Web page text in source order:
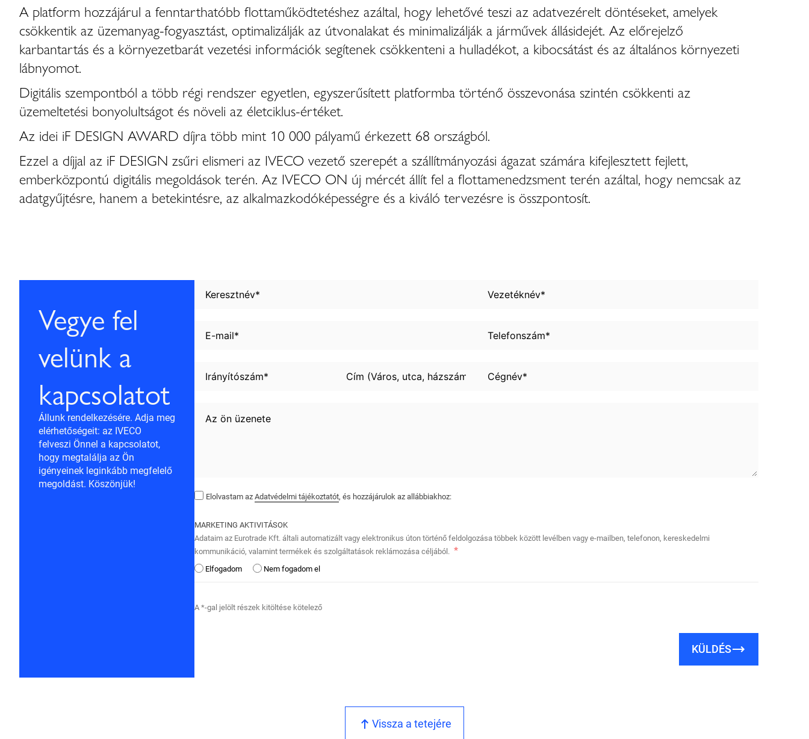
A platform hozzájárul a fenntarthatóbb flottaműködtetéshez azáltal, hogy lehetővé teszi az adatvezérelt döntéseket, amelyek
csökkentik az üzemanyag-fogyasztást, optimalizálják az útvonalakat és minimalizálják a járművek állásidejét. Az előrejelző
karbantartás és a környezetbarát vezetési információk segítenek csökkenteni a hulladékot, a kibocsátást és az általános környezeti
lábnyomot.
Digitális szempontból a több régi rendszer egyetlen, egyszerűsített platformba történő összevonása szintén csökkenti az
üzemeltetési bonyolultságot és növeli az életciklus-értéket.
Az idei iF DESIGN AWARD díjra több mint 10 000 pályamű érkezett 68 országból.
Ezzel a díjjal az iF DESIGN zsűri elismeri az IVECO vezető szerepét a szállítmányozási ágazat számára kifejlesztett fejlett,
emberközpontú digitális megoldások terén. Az IVECO ON új mércét állít fel a flottamenedzsment terén azáltal, hogy nemcsak az
adatgyűjtésre, hanem a betekintésre, az alkalmazkodóképességre és a kiváló tervezésre is összpontosít.
Vegye fel
velünk a
kapcsolatot
Állunk rendelkezésére. Adja meg
elérhetőségeit: az IVECO
felveszi Önnel a kapcsolatot,
hogy megtalálja az Ön
igényeinek leginkább megfelelő
megoldást. Köszönjük!
Elolvastam azAdatvédelmi tájékoztatót, és hozzájárulok az allábbiakhoz:
MARKETING AKTIVITÁSOK
Adataim az Eurotrade Kft. általi automatizált vagy elektronikus úton történő feldolgozása többek között levélben vagy e-mailben, telefonon, kereskedelmi
kommunikáció, valamint termékek és szolgáltatások reklámozása céljából.
Elfogadom
Nem fogadom el
A *-gal jelölt részek kitöltése kötelező
KÜLDÉS
Vissza a tetejére